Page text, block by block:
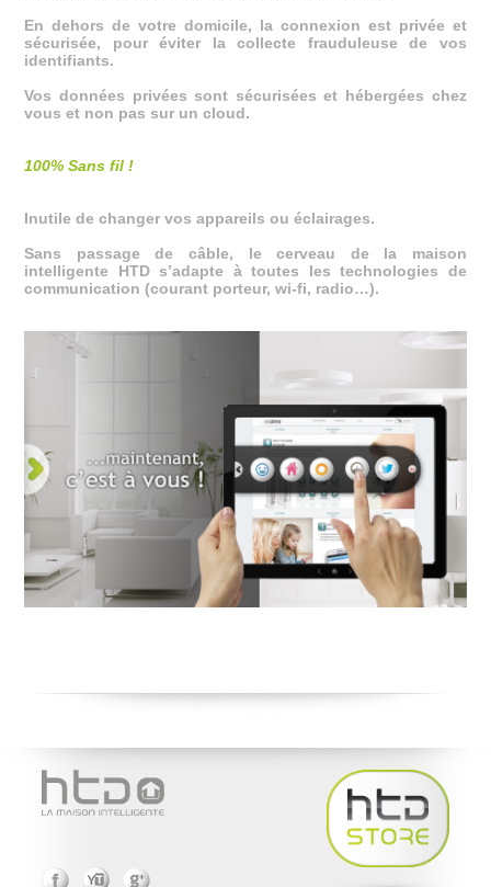
En dehors de votre domicile, la connexion est privée et
sécurisée, pour éviter la collecte frauduleuse de vos
identifiants.
Vos données privées sont sécurisées et hébergées chez
vous et non pas sur un cloud.
100% Sans fil !
Inutile de changer vos appareils ou éclairages.
Sans passage de câble, le cerveau de la maison
intelligente HTD s’adapte à toutes les technologies de
communication (courant porteur, wi-fi, radio…).